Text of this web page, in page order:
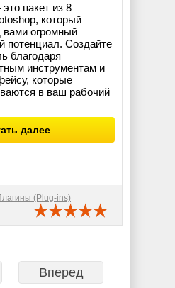
пакет из 8
который
вами огромный
потенциал. Создайте
благодаря
инструментам и
которые
в ваш рабочий
далее
(Plug-ins)
Вперед